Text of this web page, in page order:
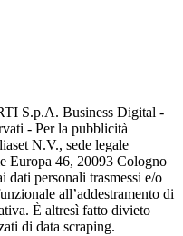
S.p.A. Business Digital -
- Per la pubblicità
N.V., sede legale
Europa 46, 20093 Cologno
dati personali trasmessi e/o
all’addestramento di
È altresì fatto divieto
di data scraping.